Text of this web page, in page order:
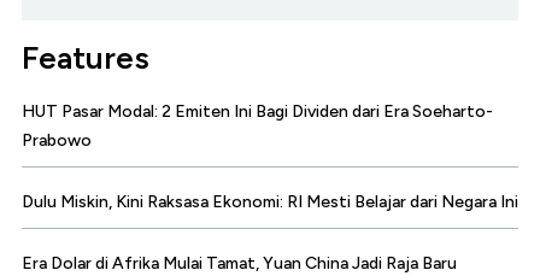
Features
HUT Pasar Modal: 2 Emiten Ini Bagi Dividen dari Era Soeharto-
Prabowo
Dulu Miskin, Kini Raksasa Ekonomi: RI Mesti Belajar dari Negara Ini
Era Dolar di Afrika Mulai Tamat, Yuan China Jadi Raja Baru